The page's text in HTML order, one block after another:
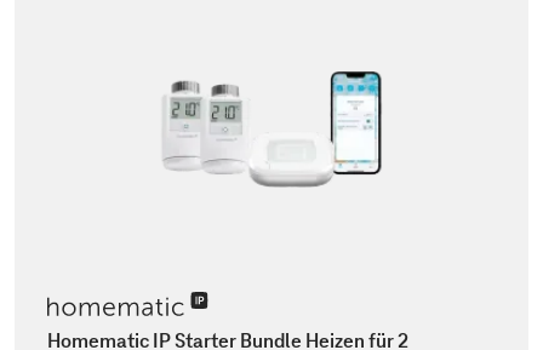
Homematic IP Starter Bundle Heizen für 2